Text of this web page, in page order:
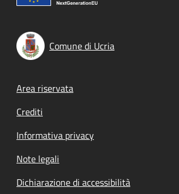
Comune di Ucria
Footer menu
Area riservata
Crediti
Informativa privacy
Note legali
Dichiarazione di accessibilità